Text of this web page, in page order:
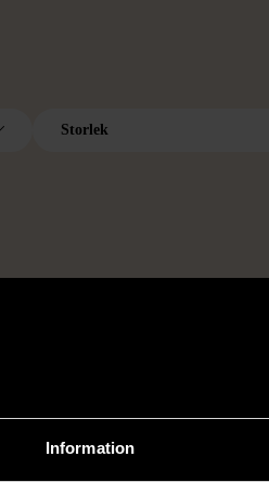
Information
Storlek